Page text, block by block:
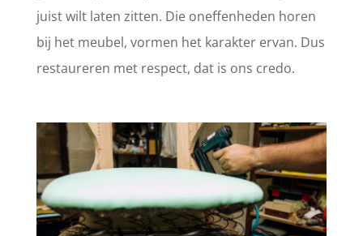
juist wilt laten zitten. Die oneffenheden horen
bij het meubel, vormen het karakter ervan. Dus
restaureren met respect, dat is ons credo.